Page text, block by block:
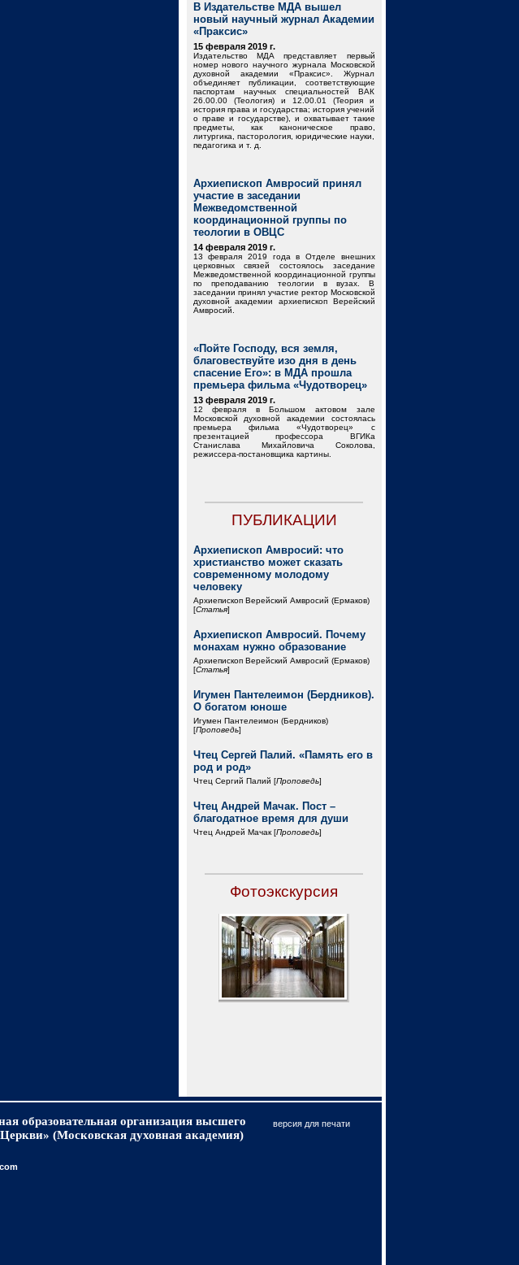
В Издательстве МДА вышел
новый научный журнал Академии
«Праксис»
15 февраля 2019 г.
Издательство МДА представляет первый
номер нового научного журнала Московской
духовной академии «Праксис». Журнал
объединяет публикации, соответствующие
паспортам научных специальностей ВАК
26.00.00 (Теология) и 12.00.01 (Теория и
история права и государства; история учений
о праве и государстве), и охватывает такие
предметы, как каноническое право,
литургика, пасторология, юридические науки,
педагогика и т. д.
Архиепископ Амвросий принял
участие в заседании
Межведомственной
координационной группы по
теологии в ОВЦС
14 февраля 2019 г.
13 февраля 2019 года в Отделе внешних
церковных связей состоялось заседание
Межведомственной координационной группы
по преподаванию теологии в вузах. В
заседании принял участие ректор Московской
духовной академии архиепископ Верейский
Амвросий.
«Пойте Господу, вся земля,
благовествуйте изо дня в день
спасение Его»: в МДА прошла
премьера фильма «Чудотворец»
13 февраля 2019 г.
12 февраля в Большом актовом зале
Московской духовной академии состоялась
премьера фильма «Чудотворец» с
презентацией профессора ВГИКа
Станислава Михайловича Соколова,
режиссера-постановщика картины.
ПУБЛИКАЦИИ
Архиепископ Амвросий: что
христианство может сказать
современному молодому
человеку
Архиепископ Верейский Амвросий (Ермаков)
[Статья]
Архиепископ Амвросий. Почему
монахам нужно образование
Архиепископ Верейский Амвросий (Ермаков)
[Статья]
Игумен Пантелеимон (Бердников).
О богатом юноше
Игумен Пантелеимон (Бердников)
[Проповедь]
Чтец Сергей Палий. «Память его в
род и род»
Чтец Сергий Палий [Проповедь]
Чтец Андрей Мачак. Пост –
благодатное время для души
Чтец Андрей Мачак [Проповедь]
Фотоэкскурсия
версия для печати
образовательная организация высшего
(Московская духовная академия)